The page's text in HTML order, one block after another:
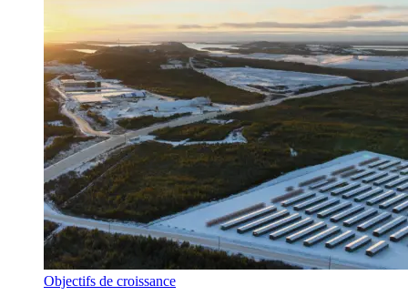
Objectifs de croissance